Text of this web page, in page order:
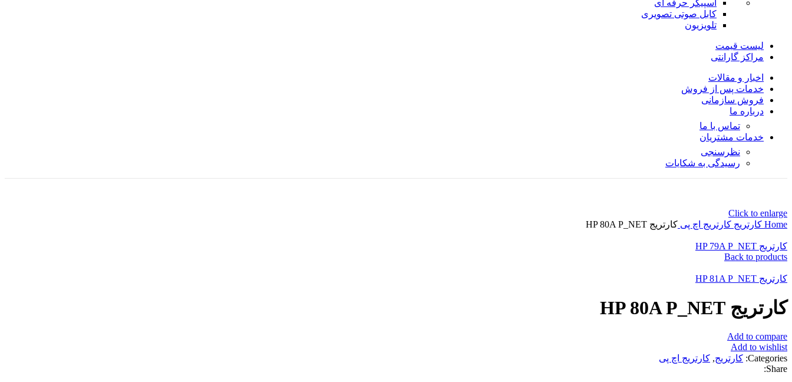
اسپیکر حرفه ای
کابل صوتی تصویری
تلویزیون
لیست قیمت
مراکز گارانتی
اخبار و مقالات
خدمات پس از فروش
فروش سازمانی
درباره ما
تماس با ما
خدمات مشتریان
نظرسنجی
رسیدگی به شکایات
Click to enlarge
Home کارتریج کارتریج اچ پی کارتریج HP 80A P_NET
کارتریج HP 79A P_NET
Back to products
کارتریج HP 81A P_NET
کارتریج HP 80A P_NET
Add to compare
Add to wishlist
Categories: کارتریج, کارتریج اچ پی
Share: